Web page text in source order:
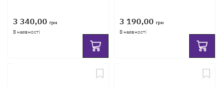
3 340,00 грн
В наявності
3 190,00 грн
В наявності